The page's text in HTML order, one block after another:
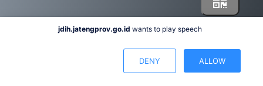
Hak Cipta 2022© Biro Hukum Pemerintah Provinsi Jawa Tengah
jdih.jatengprov.go.id wants to play speech
DENY ALLOW